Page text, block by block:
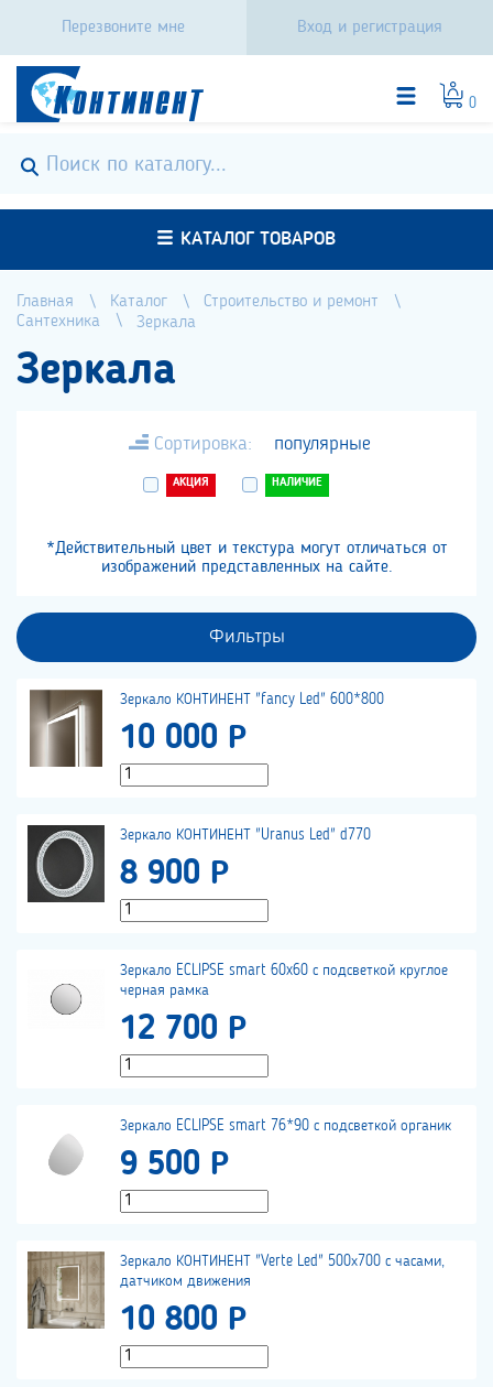
Перезвоните мне Вход и регистрация
0
КАТАЛОГ ТОВАРОВ
Главная Каталог
Строительство и ремонт
Сантехника
Зеркала
Зеркала
Сортировка: популярные
АКЦИЯ НАЛИЧИЕ
*Действительный цвет и текстура могут отличаться от
изображений представленных на сайте.
Фильтры
Зеркало КОНТИНЕНТ "fancy Led" 600*800
10 000 Р
Зеркало КОНТИНЕНТ "Uranus Led" d770
8 900 Р
Зеркало ECLIPSE smart 60x60 с подсветкой круглое
черная рамка
12 700 Р
Зеркало ECLIPSE smart 76*90 с подсветкой органик
9 500 Р
Зеркало КОНТИНЕНТ "Verte Led" 500х700 с часами,
датчиком движения
10 800 Р